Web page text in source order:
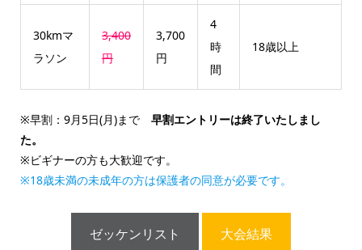
30kmマ
ラソン
3,400
円
3,700
円
4
時
間
18歳以上
※早割：9月5日(月)まで 早割エントリーは終了いたしまし
た。
※ビギナーの方も大歓迎です。
※18歳未満の未成年の方は保護者の同意が必要です。
ゼッケンリスト 大会結果